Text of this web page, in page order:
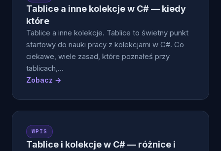
Tablice a inne kolekcje w C# — kiedy
które
Tablice a inne kolekcje. Tablice to świetny punkt
startowy do nauki pracy z kolekcjami w C#. Co
ciekawe, wiele zasad, które poznałeś przy
tablicach,…
Zobacz →
WPIS
Tablice i kolekcje w C# — różnice i